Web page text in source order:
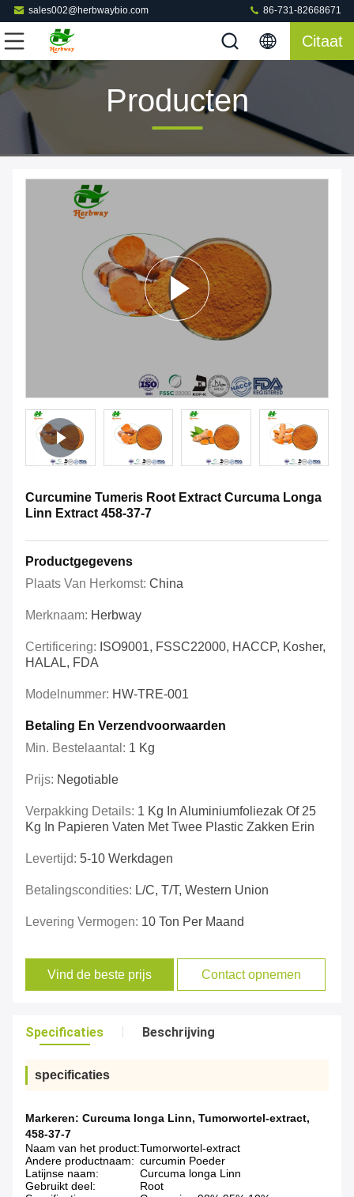
sales002@herbwaybio.com 86-731-82668671
Citaat
Producten
Curcumine Tumeris Root Extract Curcuma Longa
Linn Extract 458-37-7
Productgegevens
Plaats Van Herkomst: China
Merknaam: Herbway
Certificering: ISO9001, FSSC22000, HACCP, Kosher,
HALAL, FDA
Modelnummer: HW-TRE-001
Betaling En Verzendvoorwaarden
Min. Bestelaantal: 1 Kg
Prijs: Negotiable
Verpakking Details: 1 Kg In Aluminiumfoliezak Of 25
Kg In Papieren Vaten Met Twee Plastic Zakken Erin
Levertijd: 5-10 Werkdagen
Betalingscondities: L/C, T/T, Western Union
Levering Vermogen: 10 Ton Per Maand
Vind de beste prijs Contact opnemen
Specificaties Beschrijving
specificaties
Markeren: Curcuma longa Linn, Tumorwortel-extract,
458-37-7
Naam van het product:Tumorwortel-extract
Andere productnaam: curcumin Poeder
Latijnse naam:
Curcuma longa Linn
Gebruikt deel:
Root